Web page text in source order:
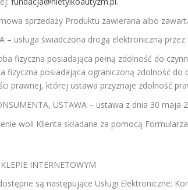
sprzedaży Produktu zawierana albo
– usługa świadczona drogą elektroniczną
fizyczna posiadająca pełną zdolność do
fizyczna posiadająca ograniczoną zdolność
prawnej, której ustawa przyznaje zdolność
USTAWA – ustawa z dnia 30
woli Klienta składane za pomocą
INTERNETOWYM
są następujące Usługi Elektroniczne: